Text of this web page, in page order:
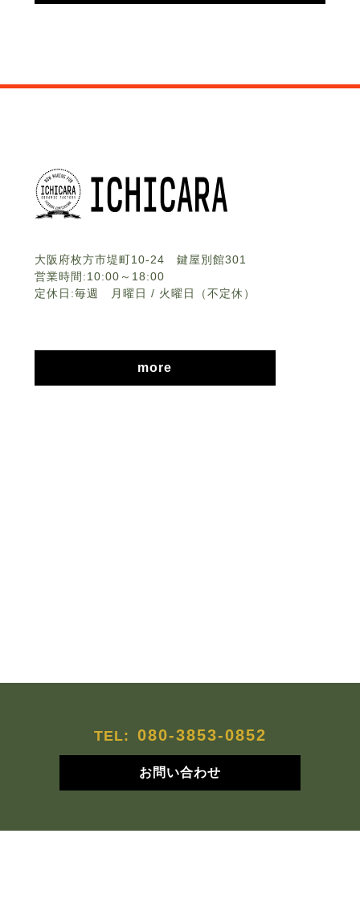
大阪府枚方市堤町10-24 鍵屋別館301
営業時間:10:00～18:00
定休日:毎週 月曜日 / 火曜日（不定休）
more
TEL: 080-3853-0852
お問い合わせ